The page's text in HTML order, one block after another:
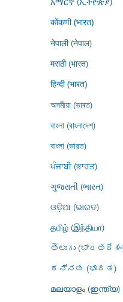
कोंकणी (भारत)
नेपाली (नेपाल)
मराठी (भारत)
हिन्दी (भारत)
অসমীয়া (ভাৰত)
বাংলা (বাংলাদেশ)
বাংলা (ভারত)
ਪੰਜਾਬੀ (ਭਾਰਤ)
ગુજરાતી (ભારત)
ଓଡ଼ିଆ (ଭାରତ)
தமிழ் (இந்தியா)
తెలుగు
ಕನ್ನಡ (ಭಾರತ)
മലയാളം (ഇന്ത്യ)